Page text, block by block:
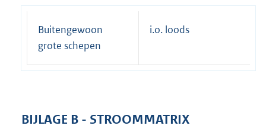
Buitengewoon
grote schepen
i.o. loods
BIJLAGE B - STROOMMATRIX